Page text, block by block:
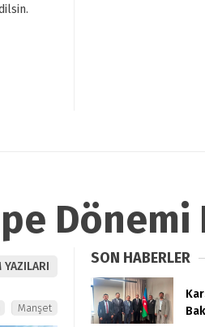
Dönemi
YAZILARI
Manşet
SON HABERLER